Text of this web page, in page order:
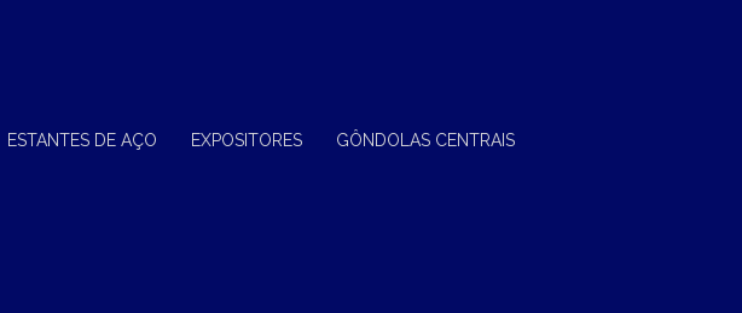
ESTANTES DE AÇO EXPOSITORES GÔNDOLAS CENTRAIS